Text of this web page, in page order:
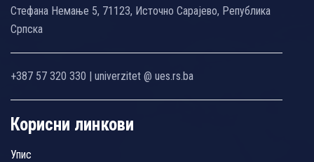
Стефана Немање 5, 71123, Источно Сарајево, Република
Српска
+387 57 320 330 | univerzitet @ ues.rs.ba
Корисни линкови
Упис